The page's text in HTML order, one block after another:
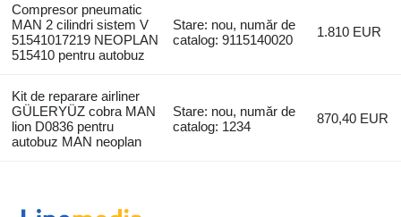
Compresor pneumatic
MAN 2 cilindri sistem V
51541017219 NEOPLAN
515410 pentru autobuz
Stare: nou, număr de
catalog: 9115140020
1.810 EUR
Kit de reparare airliner
GÜLERYÜZ cobra MAN
lion D0836 pentru
autobuz MAN neoplan
Stare: nou, număr de
catalog: 1234
870,40 EUR